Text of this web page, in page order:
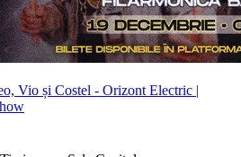
Vio și Costel - Orizont Electric |